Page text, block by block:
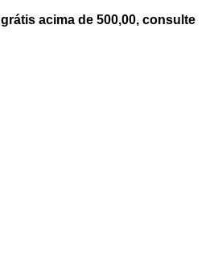
acima de 500,00, consulte